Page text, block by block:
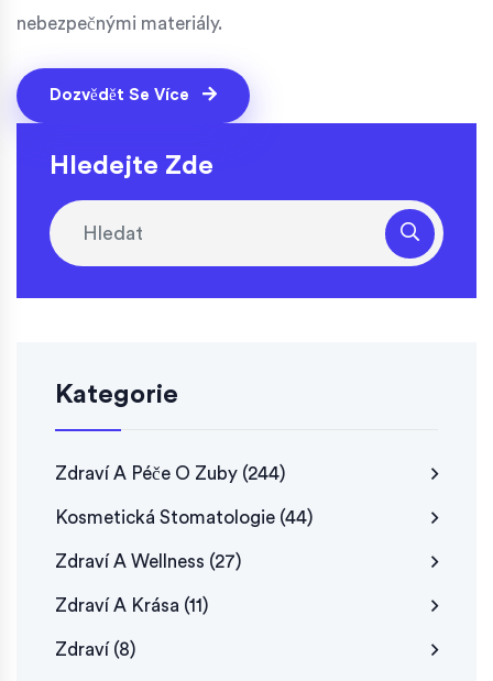
nebezpečnými materiály.
Dozvědět Se Více
Hledejte Zde
Kategorie
Zdraví A Péče O Zuby (244)
Kosmetická Stomatologie (44)
Zdraví A Wellness (27)
Zdraví A Krása (11)
Zdraví (8)